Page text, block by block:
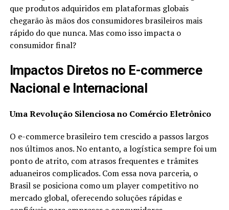
que produtos adquiridos em plataformas globais
chegarão às mãos dos consumidores brasileiros mais
rápido do que nunca. Mas como isso impacta o
consumidor final?
Impactos Diretos no E-commerce
Nacional e Internacional
Uma Revolução Silenciosa no Comércio Eletrônico
O e-commerce brasileiro tem crescido a passos largos
nos últimos anos. No entanto, a logística sempre foi um
ponto de atrito, com atrasos frequentes e trâmites
aduaneiros complicados. Com essa nova parceria, o
Brasil se posiciona como um player competitivo no
mercado global, oferecendo soluções rápidas e